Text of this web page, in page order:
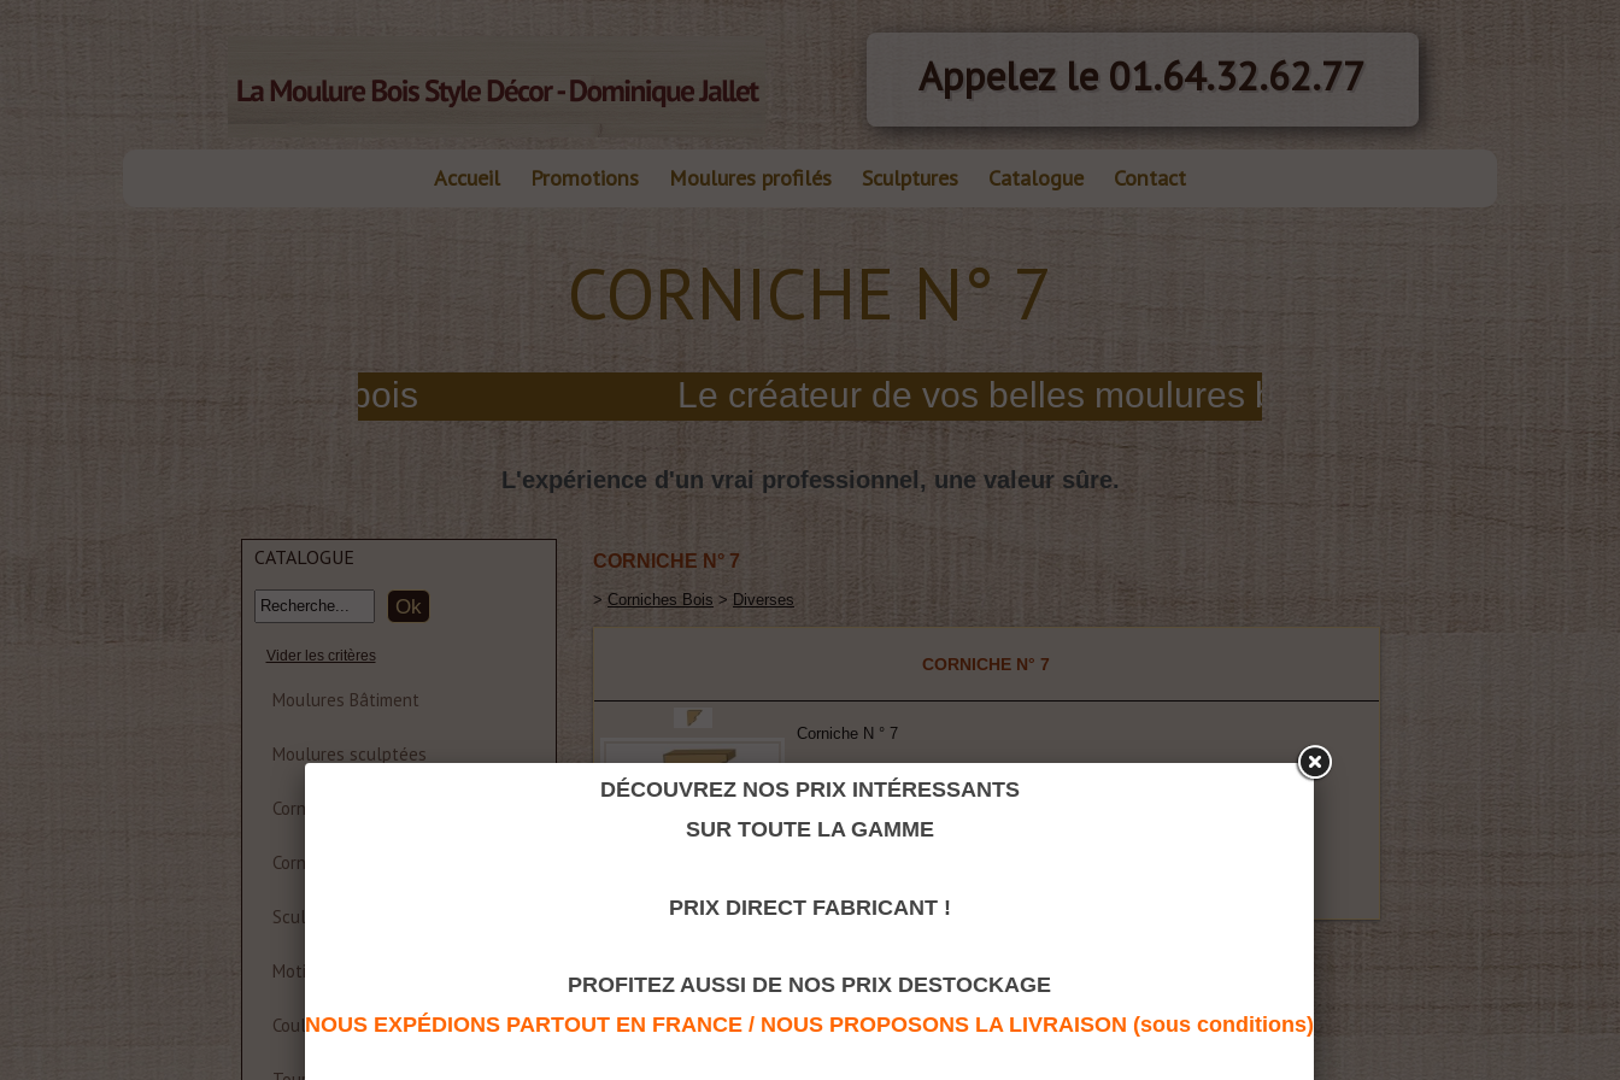
Appelez le 01.64.32.62.77
Accueil Promotions Moulures profilés Sculptures Catalogue Contact
CORNICHE N° 7
moulures bois
L'expérience d'un vrai professionnel, une valeur sûre.
CORNICHE N° 7
> Corniches Bois > Diverses
CORNICHE N° 7
Corniche N ° 7
Retour à la rubrique
CATALOGUE
Vider les critères
Moulures Bâtiment
Moulures sculptées
Corniche et rosace polyuréthane
Corniches Bois
Sculptures
Motifs décoratifs Bois & Résine
Coulisses de table
DÉCOUVREZ NOS PRIX INTÉRESSANTS
SUR TOUTE LA GAMME
PRIX DIRECT FABRICANT !
PROFITEZ AUSSI DE NOS PRIX DESTOCKAGE
NOUS EXPÉDIONS PARTOUT EN FRANCE / NOUS PROPOSONS LA LIVRAISON (sous conditions)